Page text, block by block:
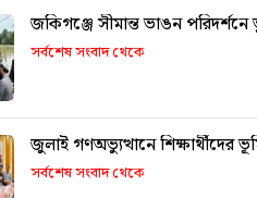
জকিগঞ্জে সীমান্ত ভাঙন
সর্বশেষ সংবাদ থেকে
জুলাই গণঅভ্যুত্থানে শিক্ষার্থীদের
সর্বশেষ সংবাদ থেকে